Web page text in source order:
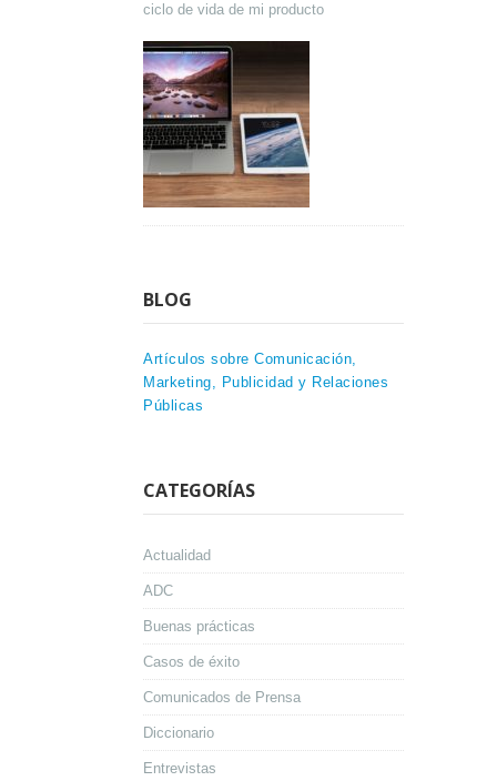
ciclo de vida de mi producto
BLOG
Artículos sobre Comunicación,
Marketing, Publicidad y Relaciones
Públicas
CATEGORÍAS
Actualidad
ADC
Buenas prácticas
Casos de éxito
Comunicados de Prensa
Diccionario
Entrevistas